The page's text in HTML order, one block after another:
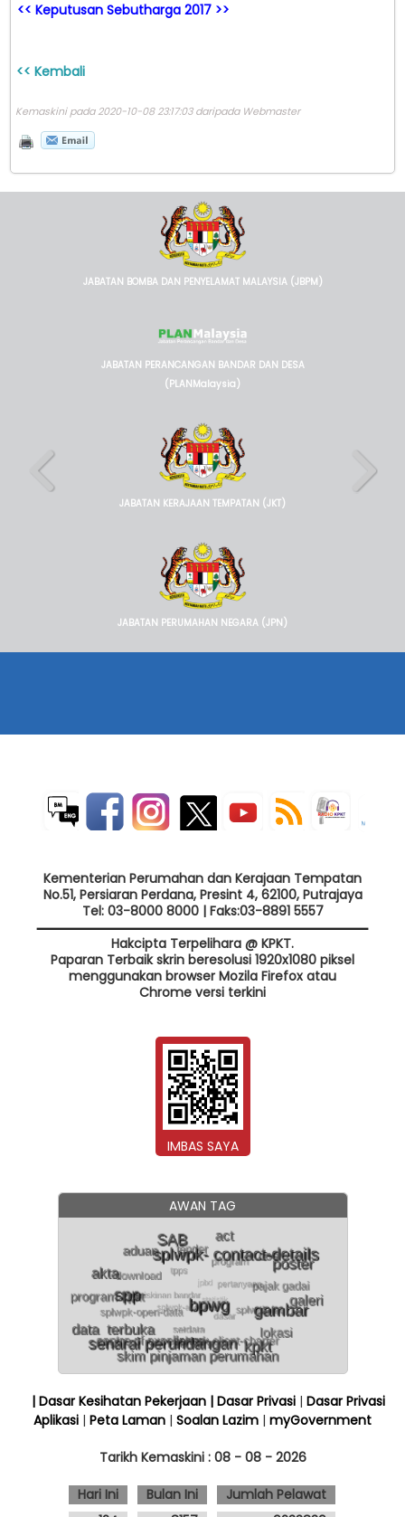
<< Keputusan Sebutharga 2017 >>
<< Kembali
Kemaskini pada 2020-10-08 23:17:03 daripada Webmaster
JABATAN BOMBA DAN PENYELAMAT MALAYSIA (JBPM)
JABATAN PERANCANGAN BANDAR DAN DESA
(PLANMalaysia)
JABATAN KERAJAAN TEMPATAN (JKT)
JABATAN PERUMAHAN NEGARA (JPN)
Kementerian Perumahan dan Kerajaan Tempatan
No.51, Persiaran Perdana, Presint 4, 62100, Putrajaya
Tel: 03-8000 8000 | Faks:03-8891 5557
Hakcipta Terpelihara @ KPKT.
Paparan Terbaik skrin beresolusi 1920x1080 piksel
menggunakan browser Mozila Firefox atau
Chrome versi terkini
IMBAS SAYA
AWAN TAG
| Dasar Kesihatan Pekerjaan | Dasar Privasi| Dasar Privasi
Aplikasi | Peta Laman | Soalan Lazim | myGovernment
Tarikh Kemaskini : 08 - 08 - 2026
Hari Ini
Bulan Ini
Jumlah Pelawat